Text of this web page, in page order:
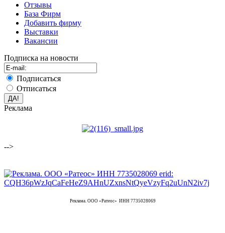
Отзывы
База Фирм
Добавить фирму
Выставки
Вакансии
Подписка на новости
Подписаться
Отписаться
Реклама
-->
Реклама. ООО «Ратеос» ИНН 7735028069